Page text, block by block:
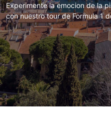
Experimente la emocion de la
con nuestro tour de Formula 1